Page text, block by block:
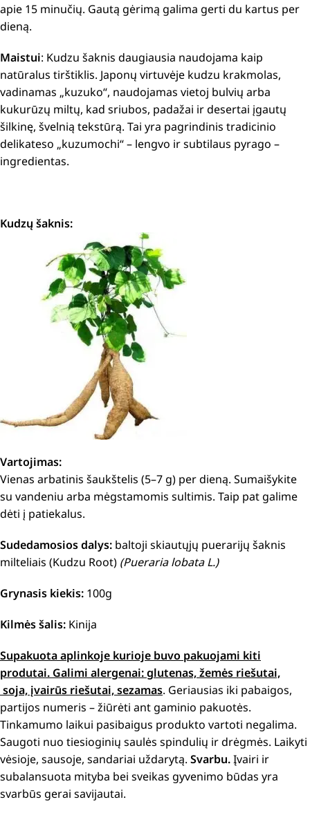
apie 15 minučių. Gautą gėrimą galima gerti du kartus per
dieną.
Maistui: Kudzu šaknis daugiausia naudojama kaip
natūralus tirštiklis. Japonų virtuvėje kudzu krakmolas,
vadinamas „kuzuko“, naudojamas vietoj bulvių arba
kukurūzų miltų, kad sriubos, padažai ir desertai įgautų
šilkinę, švelnią tekstūrą. Tai yra pagrindinis tradicinio
delikateso „kuzumochi“ – lengvo ir subtilaus pyrago –
ingredientas.
Kudzų šaknis:
Vartojimas:
Vienas arbatinis šaukštelis (5–7 g) per dieną. Sumaišykite
su vandeniu arba mėgstamomis sultimis. Taip pat galime
dėti į patiekalus.
Sudedamosios dalys: baltoji skiautųjų puerarijų šaknis
milteliais (Kudzu Root) (Pueraria lobata L.)
Grynasis kiekis: 100g
Kilmės šalis: Kinija
Supakuota aplinkoje kurioje buvo pakuojami kiti
produtai. Galimi alergenai: glutenas, žemės riešutai,
soja, įvairūs riešutai, sezamas. Geriausias iki pabaigos,
partijos numeris – žiūrėti ant gaminio pakuotės.
Tinkamumo laikui pasibaigus produkto vartoti negalima.
Saugoti nuo tiesioginių saulės spindulių ir drėgmės. Laikyti
vėsioje, sausoje, sandariai uždarytą. Svarbu.Įvairi ir
subalansuota mityba bei sveikas gyvenimo būdas yra
svarbūs gerai savijautai.